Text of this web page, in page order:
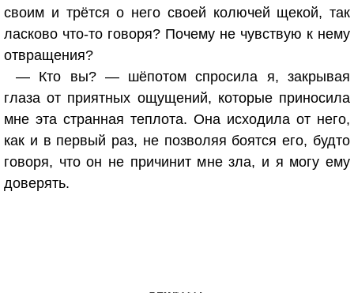
своим и трётся о него своей колючей щекой, так
ласково что-то говоря? Почему не чувствую к нему
отвращения?
— Кто вы? — шёпотом спросила я, закрывая
глаза от приятных ощущений, которые приносила
мне эта странная теплота. Она исходила от него,
как и в первый раз, не позволяя боятся его, будто
говоря, что он не причинит мне зла, и я могу ему
доверять.